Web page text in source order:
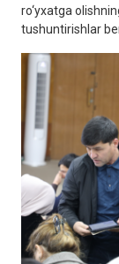
ro‘yxatga
tushuntirishlar